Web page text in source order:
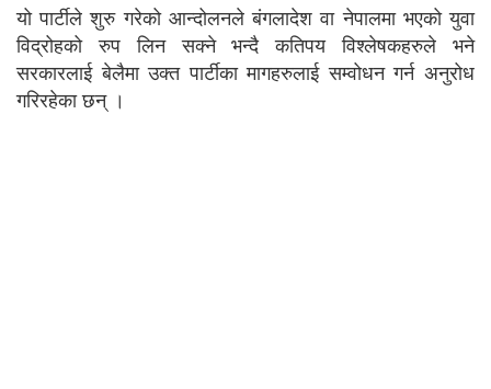
यो पार्टीले शुरु गरेको आन्दोलनले बंगलादेश वा नेपालमा भएको युवा
विद्रोहको रुप लिन सक्ने भन्दै कतिपय विश्लेषकहरुले भने
सरकारलाई बेलैमा उक्त पार्टीका मागहरुलाई सम्वोधन गर्न अनुरोध
गरिरहेका छन् ।